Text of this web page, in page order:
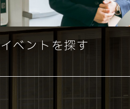
イベントを探す